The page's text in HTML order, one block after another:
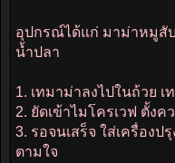
อุปกรณ์ได้แก่ มาม่าหมูสับ
น้ำปลา
1. เทมาม่าลงไปในถ้วย
2. ยัดเข้าไมโครเวฟ ตั้งค
3. รอจนเสร็จ ใส่เครื่อง
ตามใจ